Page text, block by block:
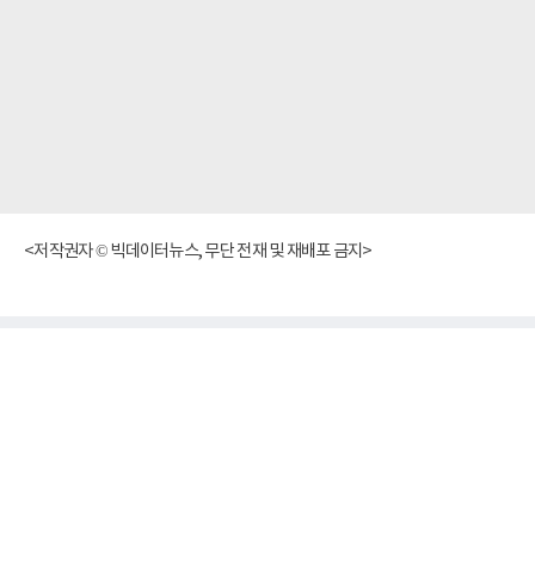
<저작권자 © 빅데이터뉴스, 무단 전재 및 재배포 금지>